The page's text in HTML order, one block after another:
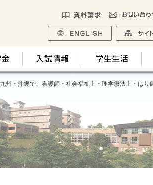
九州・沖縄で、看護師・社会福祉士・理学療法士・は